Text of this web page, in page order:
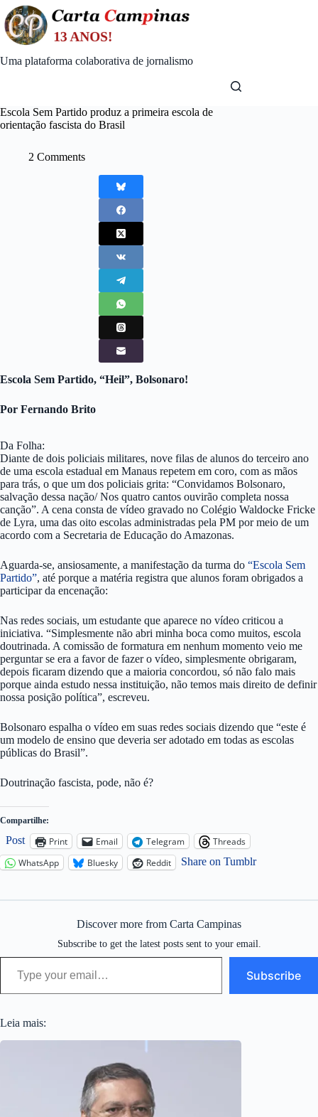
Skip
to
content
Uma plataforma colaborativa de jornalismo
Escola Sem Partido produz a primeira escola de
orientação fascista do Brasil
2 Comments
Escola Sem Partido, “Heil”, Bolsonaro!
Por Fernando Brito
Da Folha:
Diante de dois policiais militares, nove filas de alunos do terceiro ano
de uma escola estadual em Manaus repetem em coro, com as mãos
para trás, o que um dos policiais grita: “Convidamos Bolsonaro,
salvação dessa nação/ Nos quatro cantos ouvirão completa nossa
canção”. A cena consta de vídeo gravado no Colégio Waldocke Fricke
de Lyra, uma das oito escolas administradas pela PM por meio de um
acordo com a Secretaria de Educação do Amazonas.
Aguarda-se, ansiosamente, a manifestação da turma do “Escola Sem
Partido”, até porque a matéria registra que alunos foram obrigados a
participar da encenação:
Nas redes sociais, um estudante que aparece no vídeo criticou a
iniciativa. “Simplesmente não abri minha boca como muitos, escola
doutrinada. A comissão de formatura em nenhum momento veio me
perguntar se era a favor de fazer o vídeo, simplesmente obrigaram,
depois ficaram dizendo que a maioria concordou, só não falo mais
porque ainda estudo nessa instituição, não temos mais direito de definir
nossa posição política”, escreveu.
Bolsonaro espalha o vídeo em suas redes sociais dizendo que “este é
um modelo de ensino que deveria ser adotado em todas as escolas
públicas do Brasil”.
Doutrinação fascista, pode, não é?
Compartilhe:
Post Print Email Telegram
Threads
WhatsApp
Bluesky Reddit Share on Tumblr
Discover more from Carta Campinas
Subscribe to get the latest posts sent to your email.
Type your email…
Subscribe
Leia mais: